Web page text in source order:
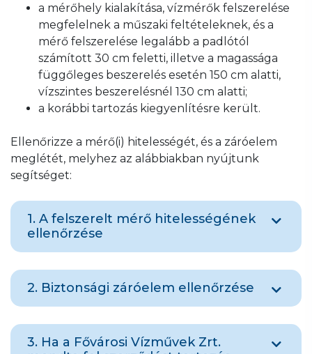
a mérőhely kialakítása, vízmérők felszerelése
megfelelnek a műszaki feltételeknek, és a
mérő felszerelése legalább a padlótól
számított 30 cm feletti, illetve a magassága
függőleges beszerelés esetén 150 cm alatti,
vízszintes beszerelésnél 130 cm alatti;
a korábbi tartozás kiegyenlítésre került.
Ellenőrizze a mérő(i) hitelességét, és a záróelem
meglétét, melyhez az alábbiakban nyújtunk
segítséget:
1. A felszerelt mérő hitelességének
ellenőrzése
A mellékmérők hitelességi ideje 8 év, azaz a
mérő a hitelesítésének évében és utána még
8 évig hiteles, ha a hatósági plomba sértetlen
és megtalálható a mérőn. Ha a mérőn
vagy előtte a vízvezetéken biztonsági
2. Biztonsági záróelem ellenőrzése
Ellenőrizni kell, hogy a vízmérőn található-e
sárga színű műanyag biztonsági záróelem.
3. Ha a Fővárosi Vízművek Zrt.